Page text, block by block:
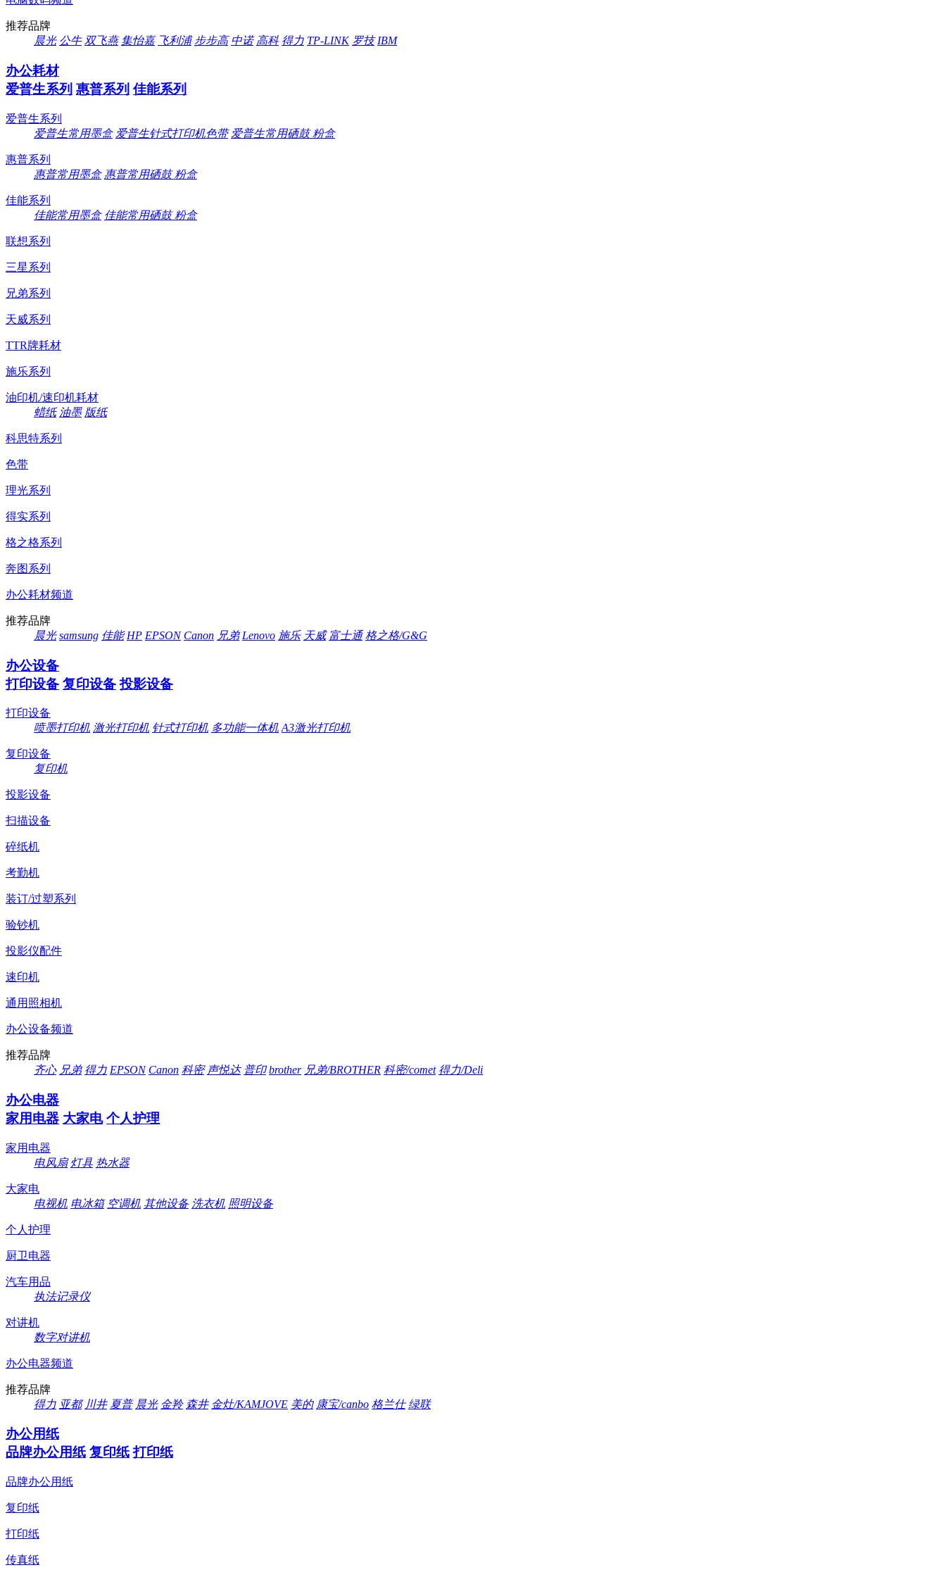
推荐品牌
晨光 公牛 双飞燕 集怡嘉 飞利浦 步步高 中诺 高科 得力 TP-LINK 罗技 IBM
办公耗材
爱普生系列 惠普系列 佳能系列
爱普生系列
爱普生常用墨盒 爱普生针式打印机色带 爱普生常用硒鼓 粉盒
惠普系列
惠普常用墨盒 惠普常用硒鼓 粉盒
佳能系列
佳能常用墨盒 佳能常用硒鼓 粉盒
联想系列
三星系列
兄弟系列
天威系列
TTR牌耗材
施乐系列
油印机/速印机耗材
蜡纸 油墨 版纸
科思特系列
色带
理光系列
得实系列
格之格系列
奔图系列
办公耗材频道
推荐品牌
晨光 samsung 佳能 HP EPSON Canon 兄弟 Lenovo 施乐 天威 富士通 格之格/G&G
办公设备
打印设备 复印设备 投影设备
打印设备
喷墨打印机 激光打印机 针式打印机 多功能一体机 A3激光打印机
复印设备
复印机
投影设备
扫描设备
碎纸机
考勤机
装订/过塑系列
验钞机
投影仪配件
速印机
通用照相机
办公设备频道
推荐品牌
齐心 兄弟 得力 EPSON Canon 科密 声悦达 普印 brother 兄弟/BROTHER 科密/comet 得力/Deli
办公电器
家用电器 大家电 个人护理
家用电器
电风扇 灯具 热水器
大家电
电视机 电冰箱 空调机 其他设备 洗衣机 照明设备
个人护理
厨卫电器
汽车用品
执法记录仪
对讲机
数字对讲机
办公电器频道
推荐品牌
得力 亚都 川井 夏普 晨光 金羚 森井 金灶/KAMJOVE 美的 康宝/canbo 格兰仕 绿联
办公用纸
品牌办公用纸 复印纸 打印纸
品牌办公用纸
复印纸
打印纸
传真纸